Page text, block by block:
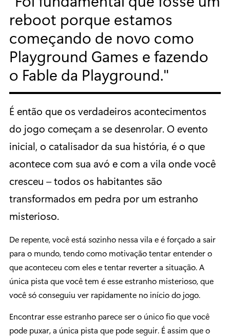
reboot porque estamos
começando de novo como
Playground Games e fazendo
o Fable da Playground.
É então que os verdadeiros acontecimentos
do jogo começam a se desenrolar. O evento
inicial, o catalisador da sua história, é o que
acontece com sua avó e com a vila onde você
cresceu – todos os habitantes são
transformados em pedra por um estranho
misterioso.
De repente, você está sozinho nessa vila e é forçado a sair
para o mundo, tendo como motivação tentar entender o
que aconteceu com eles e tentar reverter a situação. A
única pista que você tem é esse estranho misterioso, que
você só conseguiu ver rapidamente no início do jogo.
Encontrar esse estranho parece ser o único fio que você
pode puxar, a única pista que pode seguir. É assim que o